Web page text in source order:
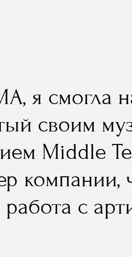
я смогла
своим
Middle
компании,
с